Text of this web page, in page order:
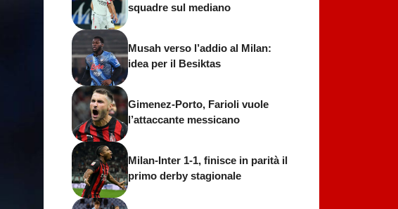
squadre sul mediano
Musah verso l’addio al Milan:
idea per il Besiktas
Gimenez-Porto, Farioli vuole
l’attaccante messicano
Milan-Inter 1-1, finisce in parità il
primo derby stagionale